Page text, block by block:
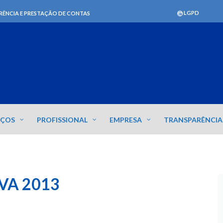
E PRESTAÇÃO DE CONTAS LGPD
PROFISSIONAL EMPRESA TRANSPARÊNCIA
2013